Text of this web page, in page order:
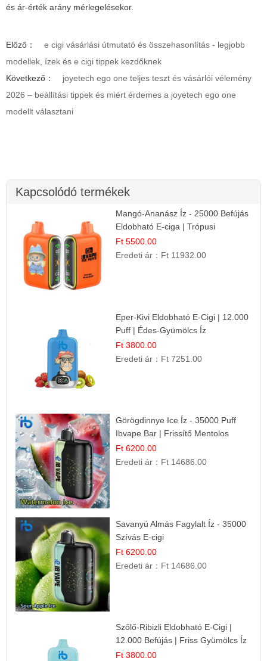
és ár-érték arány mérlegelésekor.
Előző：
e cigi vásárlási útmutató és összehasonlítás - legjobb
modellek, ízek és e cigi tippek kezdőknek
Következő：
joyetech ego one teljes teszt és vásárlói vélemény
2026 – beállítási tippek és miért érdemes a joyetech ego one
modellt választani
Kapcsolódó termékek
Mangó-Ananász Íz - 25000 Befújás
Eldobható E-ciga | Trópusi
Gyümölcs Élmény!
Ft 5500.00
Eredeti ár： Ft 11932.00
Eper-Kivi Eldobható E-Cigi | 12.000
Puff | Édes-Gyümölcs Íz
Ft 3800.00
Eredeti ár： Ft 7251.00
Görögdinnye Ice Íz - 35000 Puff
Ibvape Bar | Frissítő Mentolos
Élmény!
Ft 6200.00
Eredeti ár： Ft 14686.00
Savanyú Almás Fagylalt Íz - 35000
Szívás E-cigi
Ft 6200.00
Eredeti ár： Ft 14686.00
Szőlő-Ribizli Eldobható E-Cigi |
12.000 Befújás | Friss Gyümölcs Íz
Ft 3800.00